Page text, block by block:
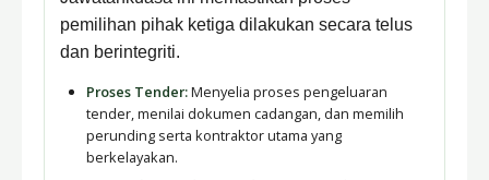
pemilihan pihak ketiga dilakukan secara telus
dan berintegriti.
Proses Tender:Menyelia proses pengeluaran
tender, menilai dokumen cadangan, dan memilih
perunding serta kontraktor utama yang
berkelayakan.